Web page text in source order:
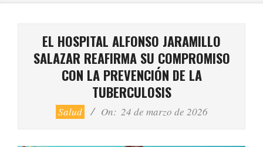
EL HOSPITAL ALFONSO JARAMILLO
SALAZAR REAFIRMA SU COMPROMISO
CON LA PREVENCIÓN DE LA
TUBERCULOSIS
Salud On: 24 de marzo de 2026